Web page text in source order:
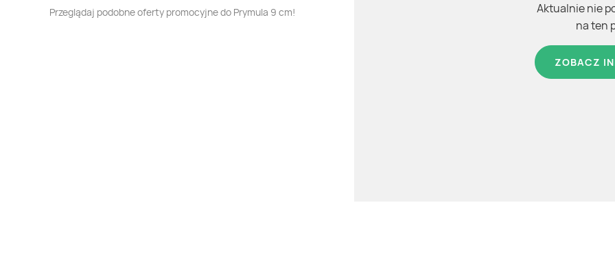
Przeglądaj podobne oferty promocyjne do Prymula 9 cm!
Aktualnie nie
na ten
ZOBACZ